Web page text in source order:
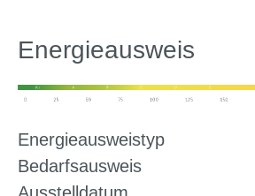
Energieausweis
Energieausweistyp
Bedarfsausweis